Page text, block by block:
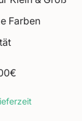
Farben